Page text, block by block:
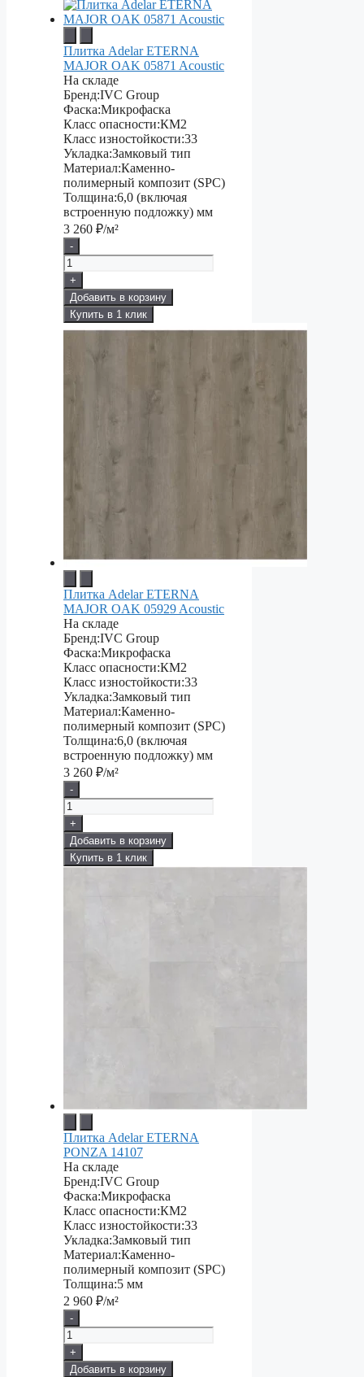
Плитка Adelar ETERNA
MAJOR OAK 05871 Acoustic
На складе
Бренд:IVC Group
Фаска:Микрофаска
Класс опасности:КМ2
Класс изностойкости:33
Укладка:Замковый тип
Материал:Каменно-
полимерный композит (SPC)
Толщина:6,0 (включая
встроенную подложку) мм
3 260 ₽/м²
-
+
Добавить в корзину
Купить в 1 клик
Плитка Adelar ETERNA
MAJOR OAK 05929 Acoustic
На складе
Бренд:IVC Group
Фаска:Микрофаска
Класс опасности:КМ2
Класс изностойкости:33
Укладка:Замковый тип
Материал:Каменно-
полимерный композит (SPC)
Толщина:6,0 (включая
встроенную подложку) мм
3 260 ₽/м²
-
+
Добавить в корзину
Купить в 1 клик
Плитка Adelar ETERNA
PONZA 14107
На складе
Бренд:IVC Group
Фаска:Микрофаска
Класс опасности:КМ2
Класс изностойкости:33
Укладка:Замковый тип
Материал:Каменно-
полимерный композит (SPC)
Толщина:5 мм
2 960 ₽/м²
-
+
Добавить в корзину